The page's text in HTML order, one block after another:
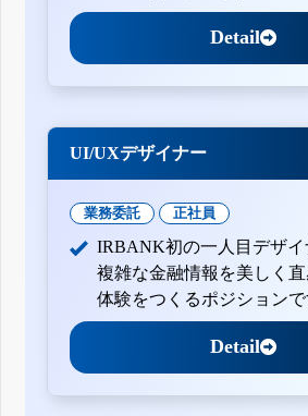
Detail
UI/UXデザイナー
業務委託 正社員
IRBANK初の一人目デザイ
複雑な金融情報を美しく
体験をつくるポジションで
Detail